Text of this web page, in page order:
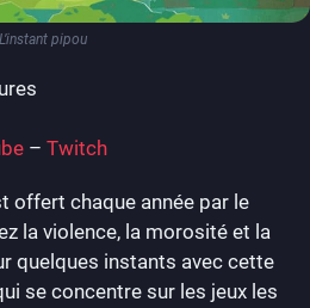
L’instant pipou
– Twitch
offert chaque année par le
la violence, la morosité et la
quelques instants avec cette
se concentre sur les jeux les